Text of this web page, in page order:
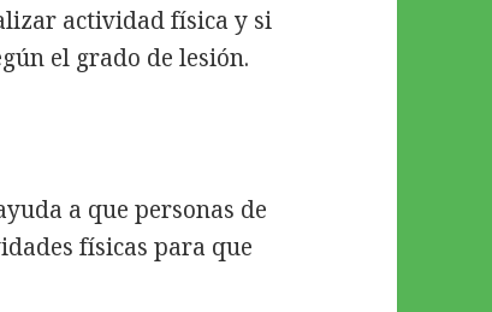
actividad física y si
el grado de lesión.
a que personas de
físicas para que